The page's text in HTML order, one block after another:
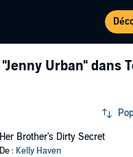
"Jenny Urban" dans
Her Brother's Dirty Secret
De : Kelly Haven